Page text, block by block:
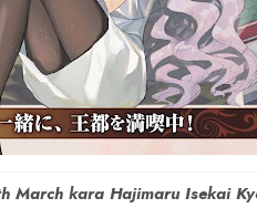
March kara Hajimaru Isekai